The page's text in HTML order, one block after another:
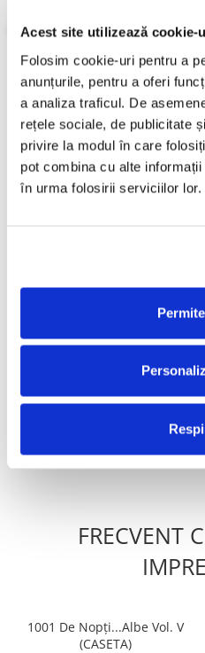
Acest site utilizează cookie-
Folosim cookie-uri pentru a
anunțurile, pentru a oferi
a analiza traficul. De
rețele sociale, de publicitate
privire la modul în care
pot combina cu alte
în urma folosirii serviciilor lor.
A4
Paranghelie Pe Felie
Vocals –La Fiks,Nea
B5
Oh, Suzana
Vocals –Emilly,La Fiks
B6
Visand Departe
Vocals – Coolgate (2),
In Continuare (Radio
Vocals –La Fiks,Nea
VEZI MAI MULT
Stare Caseta: Near Mint (NM or
Stare Coperta:Near Mint (NM
Informatii conformitate produs
PRODUSE
Misha (40) – Fata Visurilor
FRECVENT
1001 De Nopți...Albe Vol. V
(CASETA)